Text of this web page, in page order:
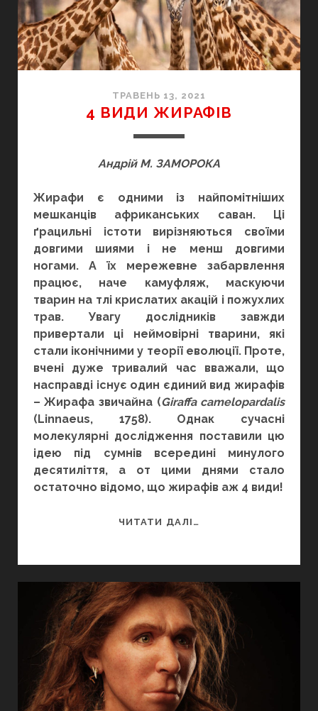
ЖУКА
ТРАВЕНЬ 13, 2021
4 ВИДИ ЖИРАФІВ
Андрій М. ЗАМОРОКА
Жирафи є одними із найпомітніших
мешканців африканських саван. Ці
ґрацильні істоти вирізняються своїми
довгими шиями і не менш довгими
ногами. А їх мережевне забарвлення
працює, наче камуфляж, маскуючи
тварин на тлі крислатих акацій і пожухлих
трав. Увагу дослідників завжди
привертали ці неймовірні тварини, які
стали іконічними у теорії еволюції. Проте,
вчені дуже тривалий час вважали, що
насправді існує один єдиний вид жирафів
– Жирафа звичайна (Giraffa camelopardalis
(Linnaeus, 1758). Однак сучасні
молекулярні дослідження поставили цю
ідею під сумнів всередині минулого
десятиліття, а от цими днями стало
остаточно відомо, що жирафів аж 4 види!
ЧИТАТИ ДАЛІ…